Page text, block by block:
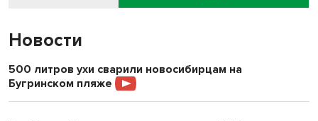
Новости
500 литров ухи сварили новосибирцам на
Бугринском пляже